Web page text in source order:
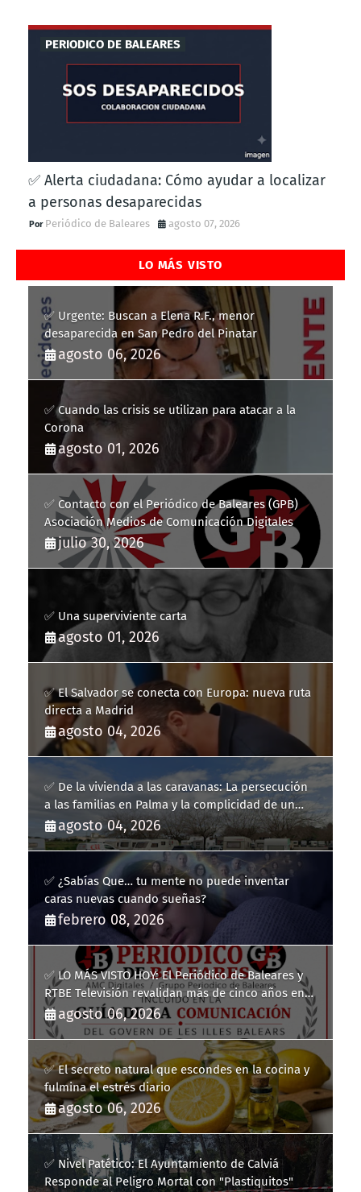
PERIODICO DE BALEARES
✅ Alerta ciudadana: Cómo ayudar a localizar
a personas desaparecidas
Periódico de Baleares agosto 07, 2026
LO MÁS VISTO
✅ Urgente: Buscan a Elena R.F., menor
desaparecida en San Pedro del Pinatar
agosto 06, 2026
✅ Cuando las crisis se utilizan para atacar a la
Corona
agosto 01, 2026
✅ Contacto con el Periódico de Baleares (GPB)
Asociación Medios de Comunicación Digitales
julio 30, 2026
✅ Una superviviente carta
agosto 01, 2026
✅ El Salvador se conecta con Europa: nueva ruta
directa a Madrid
agosto 04, 2026
✅ De la vivienda a las caravanas: La persecución
a las familias en Palma y la complicidad de un
fracaso heredado
agosto 04, 2026
✅ ¿Sabías Que… tu mente no puede inventar
caras nuevas cuando sueñas?
febrero 08, 2026
✅ LO MÁS VISTO HOY: El Periódico de Baleares y
RTBE Televisión revalidan más de cinco años en
la Guía de la Comunicación del Govern de les Illes
Balears
agosto 06, 2026
✅ El secreto natural que escondes en la cocina y
fulmina el estrés diario
agosto 06, 2026
✅ Nivel Patético: El Ayuntamiento de Calviá
Responde al Peligro Mortal con "Plastiquitos"